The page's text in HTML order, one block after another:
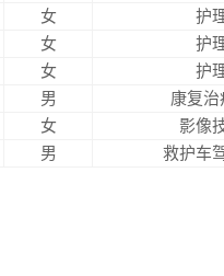
女
护
女
护
女
护
男
康复治
女
影像
男 救护车